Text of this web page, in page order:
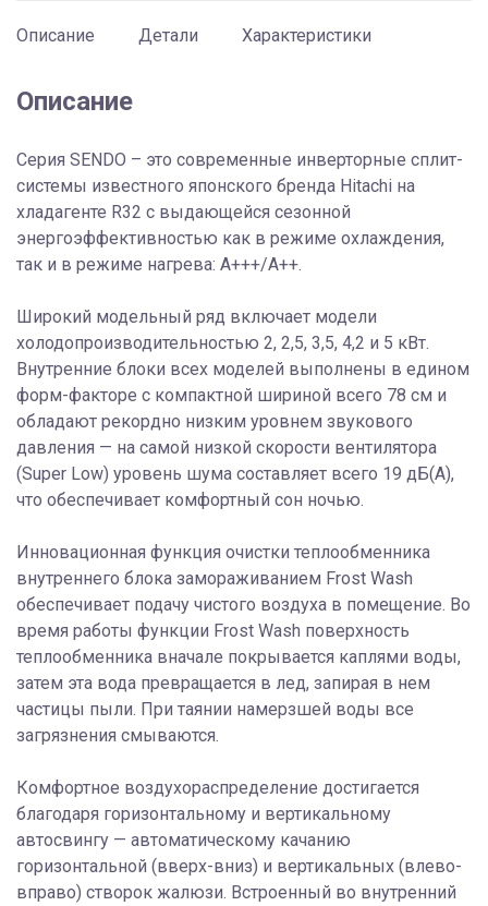
Описание Детали Характеристики
Описание
Серия SENDO – это современные инверторные сплит-
системы известного японского бренда Hitachi на
хладагенте R32 с выдающейся сезонной
энергоэффективностью как в режиме охлаждения,
так и в режиме нагрева: А+++/A++.
Широкий модельный ряд включает модели
холодопроизводительностью 2, 2,5, 3,5, 4,2 и 5 кВт.
Внутренние блоки всех моделей выполнены в едином
форм-факторе с компактной шириной всего 78 см и
обладают рекордно низким уровнем звукового
давления — на самой низкой скорости вентилятора
(Super Low) уровень шума составляет всего 19 дБ(А),
что обеспечивает комфортный сон ночью.
Инновационная функция очистки теплообменника
внутреннего блока замораживанием Frost Wash
обеспечивает подачу чистого воздуха в помещение. Во
время работы функции Frost Wash поверхность
теплообменника вначале покрывается каплями воды,
затем эта вода превращается в лед, запирая в нем
частицы пыли. При таянии намерзшей воды все
загрязнения смываются.
Комфортное воздухораспределение достигается
благодаря горизонтальному и вертикальному
автосвингу — автоматическому качанию
горизонтальной (вверх-вниз) и вертикальных (влево-
вправо) створок жалюзи. Встроенный во внутренний